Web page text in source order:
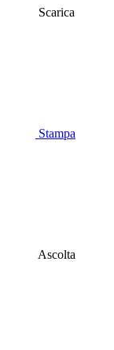
Scarica
Stampa
Ascolta